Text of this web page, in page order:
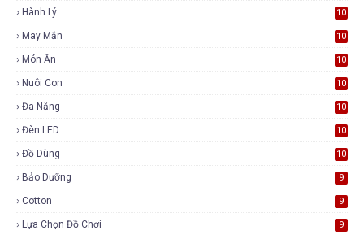
Hành Lý 10
May Mắn 10
Món Ăn 10
Nuôi Con 10
Đa Năng 10
Đèn LED 10
Đồ Dùng 10
Bảo Dưỡng 9
Cotton 9
Lựa Chọn Đồ Chơi 9